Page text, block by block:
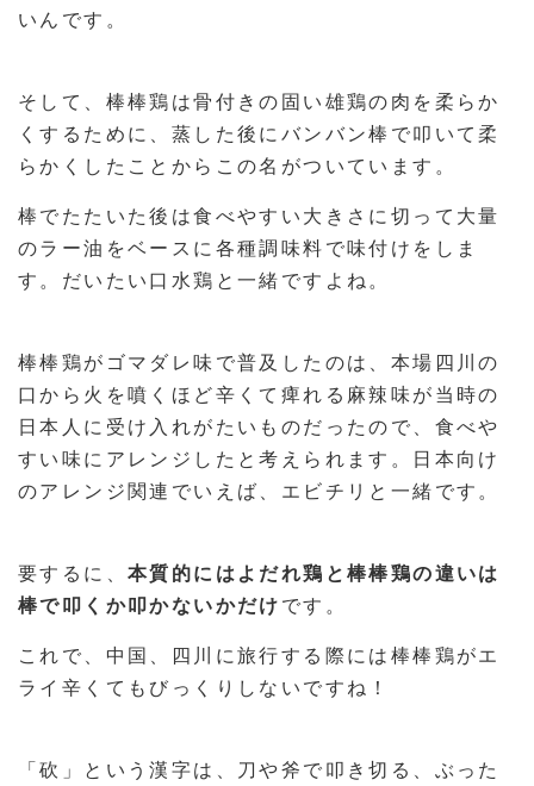
いんです。
そして、棒棒鶏は骨付きの固い雄鶏の肉を柔らか
くするために、蒸した後にバンバン棒で叩いて柔
らかくしたことからこの名がついています。
棒でたたいた後は食べやすい大きさに切って大量
のラー油をベースに各種調味料で味付けをしま
す。だいたい口水鶏と一緒ですよね。
棒棒鶏がゴマダレ味で普及したのは、本場四川の
口から火を噴くほど辛くて痺れる麻辣味が当時の
日本人に受け入れがたいものだったので、食べや
すい味にアレンジしたと考えられます。日本向け
のアレンジ関連でいえば、エビチリと一緒です。
要するに、 本質的にはよだれ鶏と棒棒鶏の違いは
棒で叩くか叩かないかだけ です。
これで、中国、四川に旅行する際には棒棒鶏がエ
ライ辛くてもびっくりしないですね！
「砍」という漢字は、刀や斧で叩き切る、ぶった